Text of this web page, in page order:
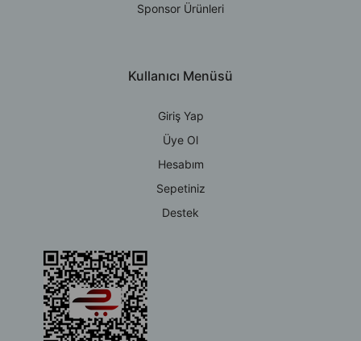
Sponsor Ürünleri
Kullanıcı Menüsü
Giriş Yap
Üye Ol
Hesabım
Sepetiniz
Destek